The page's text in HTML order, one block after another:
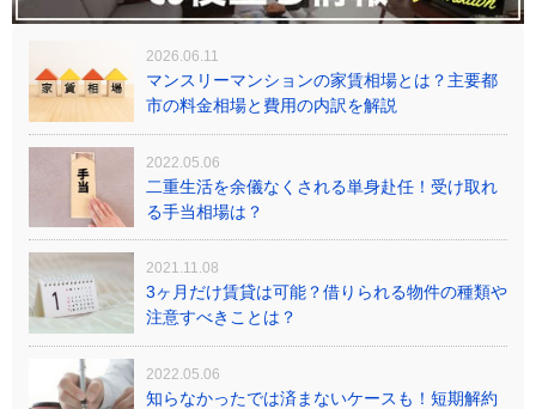
2026.06.11
マンスリーマンションの家賃相場とは？主要都
市の料金相場と費用の内訳を解説
2022.05.06
二重生活を余儀なくされる単身赴任！受け取れ
る手当相場は？
2021.11.08
3ヶ月だけ賃貸は可能？借りられる物件の種類や
注意すべきことは？
2022.05.06
知らなかったでは済まないケースも！短期解約